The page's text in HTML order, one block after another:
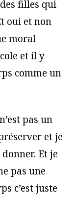
filles qui
oui et non
moral
et il y
comme un
pas un
et je
Et je
pas une
c’est juste